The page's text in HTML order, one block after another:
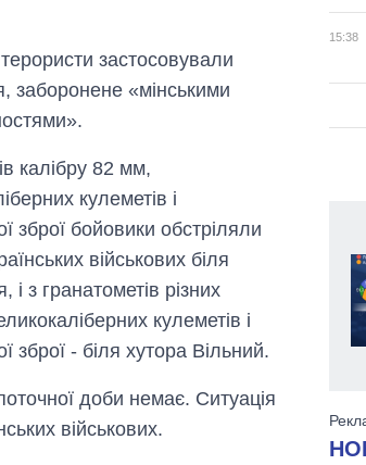
застосовували
заборонене «мінськими
калібру 82 мм,
кулеметів і
зброї бойовики обстріляли
військових біля
і з гранатометів різних
кулеметів і
зброї - біля хутора Вільний.
доби немає. Ситуація
військових.
15:38
Як змінився
бюджет
Міністерства
оборони за 13
років війни з
росією